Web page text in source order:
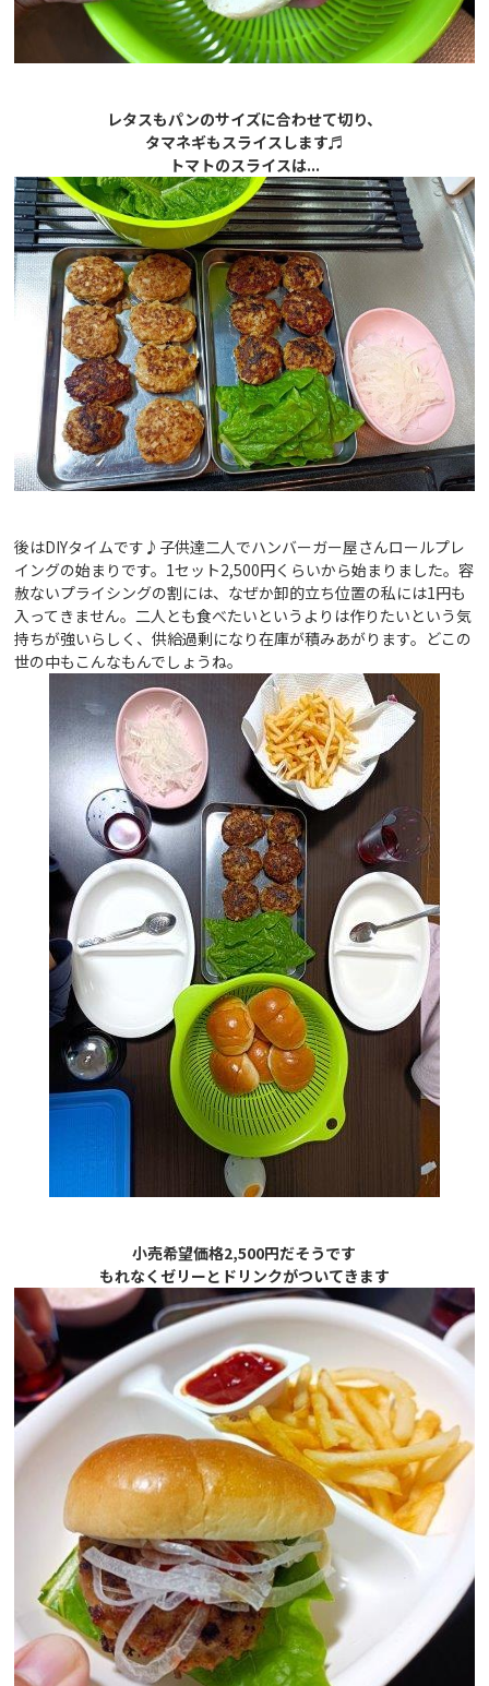
レタスもパンのサイズに合わせて切り、
タマネギもスライスします♬
トマトのスライスは...
後はDIYタイムです♪子供達二人でハンバーガー屋さんロールプレ
イングの始まりです。1セット2,500円くらいから始まりました。容
赦ないプライシングの割には、なぜか卸的立ち位置の私には1円も
入ってきません。二人とも食べたいというよりは作りたいという気
持ちが強いらしく、供給過剰になり在庫が積みあがります。どこの
世の中もこんなもんでしょうね。
小売希望価格2,500円だそうです
もれなくゼリーとドリンクがついてきます